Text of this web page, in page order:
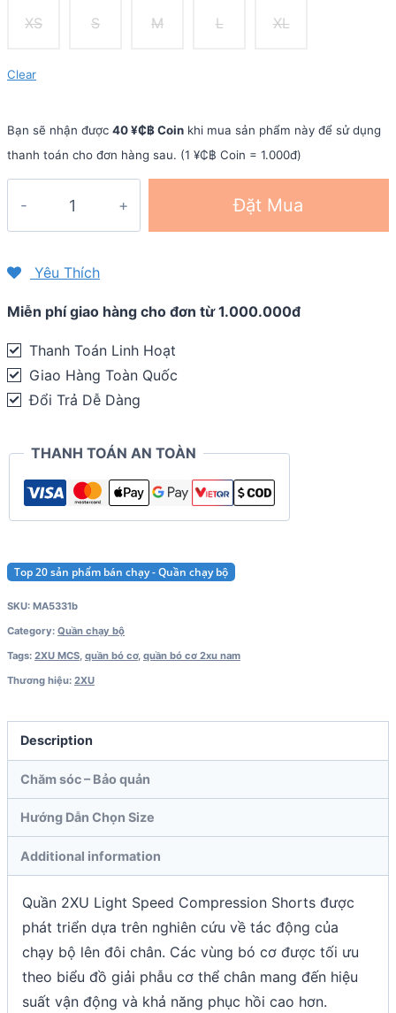
XS S M L XL
Clear
Bạn sẽ nhận được 40 ¥₵฿ Coin khi mua sản phẩm này để sử dụng
thanh toán cho đơn hàng sau. (1 ¥₵฿ Coin = 1.000đ)
cơ
2XU
Light
Speed
Compression
phía
sau)
Đặt Mua
Yêu Thích
Miễn phí giao hàng cho đơn từ 1.000.000đ
Thanh Toán Linh Hoạt
Giao Hàng Toàn Quốc
Đổi Trả Dễ Dàng
THANH TOÁN AN TOÀN
Top 20 sản phẩm bán chạy - Quần chạy bộ
SKU: MA5331b
Category: Quần chạy bộ
Tags: 2XU MCS, quần bó cơ, quần bó cơ 2xu nam
Thương hiệu: 2XU
Description
Chăm sóc – Bảo quản
Hướng Dẫn Chọn Size
Additional information
Quần 2XU Light Speed Compression Shorts được
phát triển dựa trên nghiên cứu về tác động của
chạy bộ lên đôi chân. Các vùng bó cơ được tối ưu
theo biểu đồ giải phẫu cơ thể chân mang đến hiệu
suất vận động và khả năng phục hồi cao hơn.